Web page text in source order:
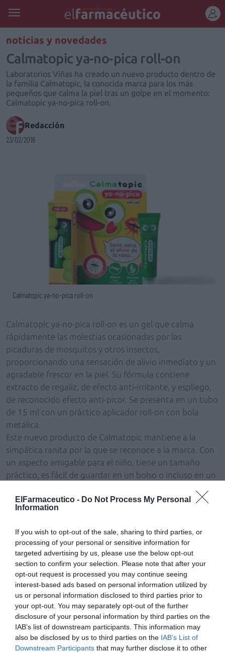
ElFarmaceutico - Do Not Process My Personal
Information
If you wish to opt-out of the sale, sharing to third parties, or
processing of your personal or sensitive information for
targeted advertising by us, please use the below opt-out
section to confirm your selection. Please note that after your
opt-out request is processed you may continue seeing
interest-based ads based on personal information utilized by
us or personal information disclosed to third parties prior to
your opt-out. You may separately opt-out of the further
disclosure of your personal information by third parties on the
IAB’s list of downstream participants. This information may
also be disclosed by us to third parties on the IAB’s List of
Downstream Participants that may further disclose it to other
REGÍSTRATE
noticias y novedades
Calmatopic ya-no-pica roll-on
Laboratorios Viñas ha creado un nuevo producto dentro de
la familia Calmatopic, la conocida marca para los más
pequeños que calma la piel tras un golpe en el momento:
Calmatopic ya-no-pica roll-on.
Redacción
23/02/2016
Calmatopic ya-no-pica roll-on
Calmatopic ya-no-pica roll-on es un gel que calma
rápidamente las molestias ocasionadas por las
picaduras de mosquitos y otros insectos,
proporcionando una sensación de alivio inmediato y un
agradable frescor en la piel. Su fórmula contiene
extracto de regaliz, de efecto anti-irritante, y espliego,
de reconocido efecto anti-picor. Se presenta en un tubo
de 15 ml con un práctico aplicador roll-on con bola
metálica.
Este nuevo producto de Calmatopic mantiene a la
simpática ranita por la que se reconoce a la marca. Con
un aspecto amigable para el niño, tiene un tamaño
práctico, es fácil de guardar en un bolso o incluso en un
parte.
Calmatopic ya-no-pica roll-on se puede adquirir en
8,20 €.
AñadirEl Farmacéutico como fuente preferida
de Google de forma gratuita
Mantente informado con las últimas noticias de actualidad.
ACTIVAR AHORA
Tags